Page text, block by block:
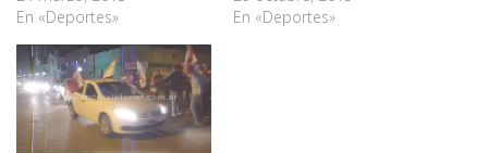
En «Deportes»
En «Deportes»